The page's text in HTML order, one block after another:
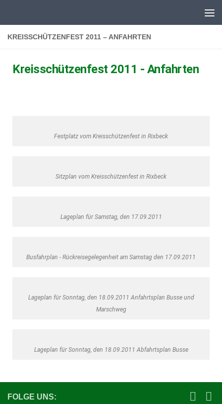
KREISSCHÜTZENFEST 2011 – ANFAHRTEN
Kreisschützenfest 2011 - Anfahrten
Festplatz vom Kreisschützenfest in Rixbeck
Sitzplan vom Kreisschützenfest in Rixbeck
Lageplan für Samstag, den 17.09.2011
Busfahrplan - Rückreisegelegenheit am Samstag den 17.09.2011
Lageplan für Sonntag, den 18.09.2011 Anfahrtsplan Busse und
Marschweg
Lageplan für Sonntag, den 18.09.2011 Abfahrtsplan Busse
FOLGE UNS: